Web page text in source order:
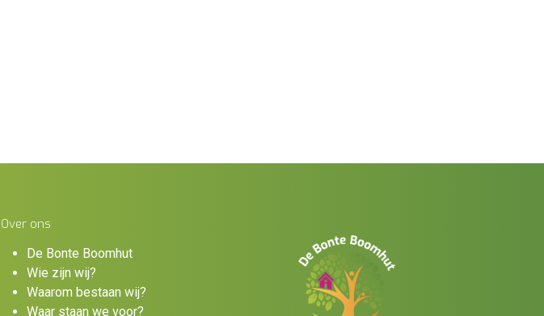
Over ons
De Bonte Boomhut
Wie zijn wij?
Waarom bestaan wij?
Waar staan we voor?